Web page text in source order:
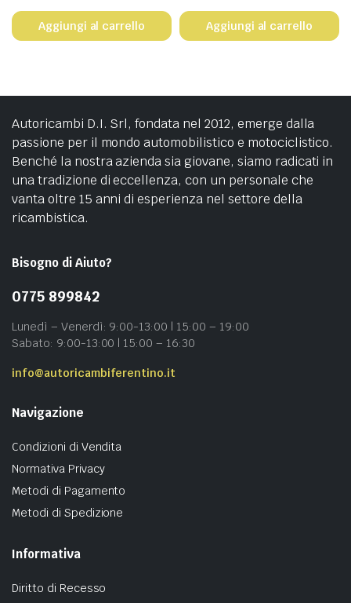
Aggiungi al carrello Aggiungi al carrello
Autoricambi D.I. Srl, fondata nel 2012, emerge dalla
passione per il mondo automobilistico e motociclistico.
Benché la nostra azienda sia giovane, siamo radicati in
una tradizione di eccellenza, con un personale che
vanta oltre 15 anni di esperienza nel settore della
ricambistica.
Bisogno di Aiuto?
0775 899842
Lunedì – Venerdì: 9:00-13:00 | 15:00 – 19:00
Sabato: 9:00-13:00 | 15:00 – 16:30
info@autoricambiferentino.it
Navigazione
Condizioni di Vendita
Normativa Privacy
Metodi di Pagamento
Metodi di Spedizione
Informativa
Diritto di Recesso